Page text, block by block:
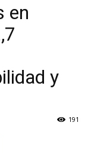
en
y
191